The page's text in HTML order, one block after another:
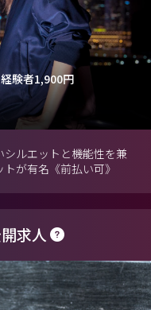
経験者1,900円
シルエットと機能性を兼
が有名《前払い可》
求人